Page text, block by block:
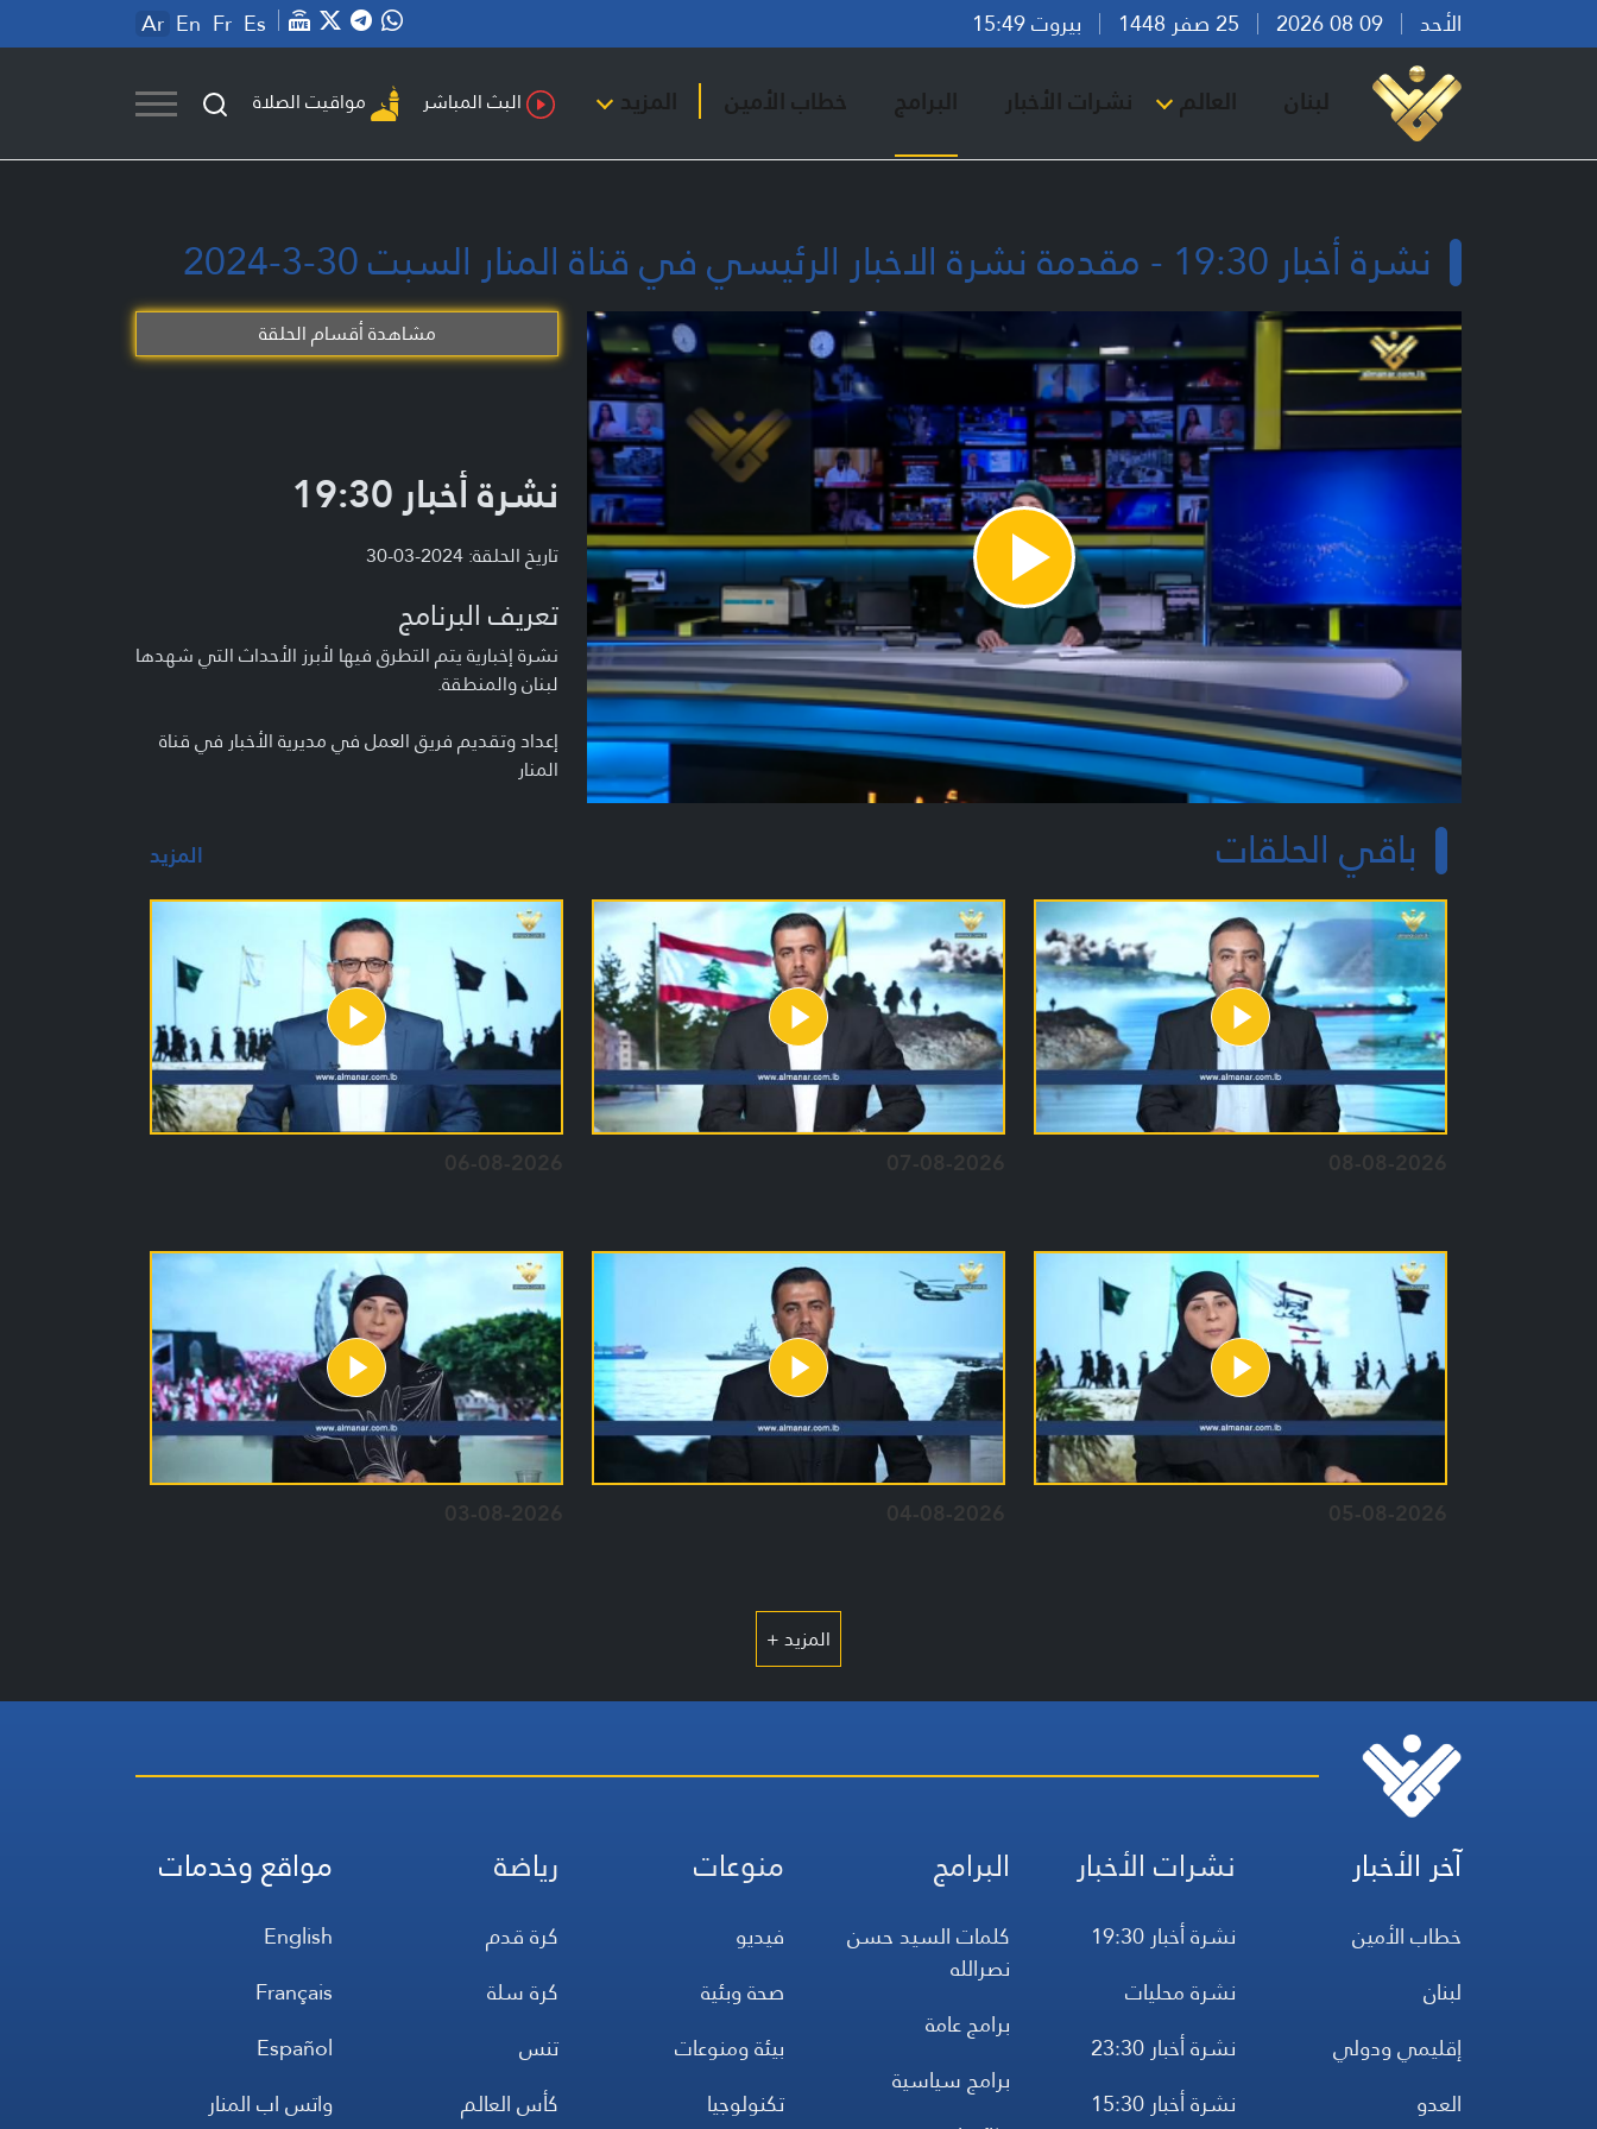
الأحد بيروت 15:49 Ar En Fr Es
لبنان العالم نشرات الأخبار البرامج خطاب الأمين المزيد البث المباشر مواقيت الصلاة
نشرة أخبار 19:30 - مقدمة نشرة الاخبار الرئيسي في قناة المنار السبت 30-3-2024
Play
Video
مشاهدة أقسام الحلقة
نشرة أخبار 19:30
تاريخ الحلقة: 2024-03-30
تعريف البرنامج
نشرة إخبارية يتم التطرق فيها لأبرز الأحداث التي شهدها
لبنان والمنطقة.
إعداد وتقديم فريق العمل في مديرية الأخبار في قناة
المنار
باقي الحلقات المزيد
08-08-2026
07-08-2026
06-08-2026
05-08-2026
04-08-2026
03-08-2026
المزيد +
آخر الأخبار
خطاب الأمين
لبنان
إقليمي ودولي
العدو
نشرات الأخبار
نشرة أخبار 19:30
نشرة محليات
نشرة أخبار 23:30
نشرة أخبار 15:30
البرامج
كلمات السيد حسن
نصرالله
برامج عامة
برامج سياسية
منوعات
فيديو
صحة وبئية
بيئة ومنوعات
تكنولوجيا
رياضة
كرة قدم
كرة سلة
تنس
كأس العالم
مواقع وخدمات
English
Français
Español
واتس اب المنار